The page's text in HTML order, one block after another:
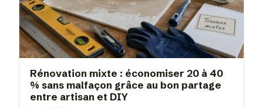
Rénovation mixte : économiser 20 à 40
% sans malfaçon grâce au bon partage
entre artisan et DIY